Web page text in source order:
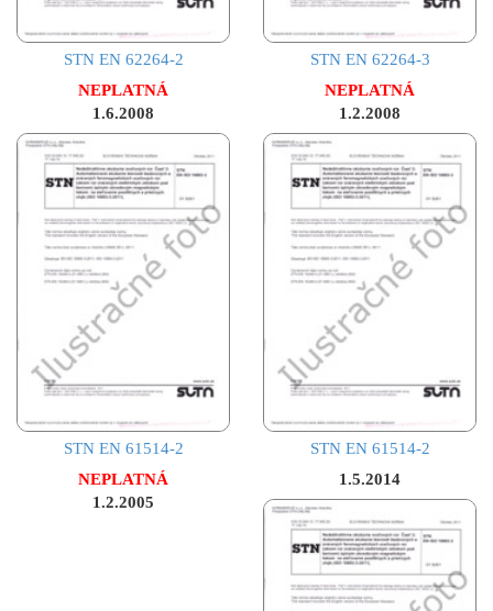
STN EN 62264-2
NEPLATNÁ
1.6.2008
STN EN 62264-3
NEPLATNÁ
1.2.2008
STN EN 61514-2
NEPLATNÁ
1.2.2005
STN EN 61514-2
1.5.2014